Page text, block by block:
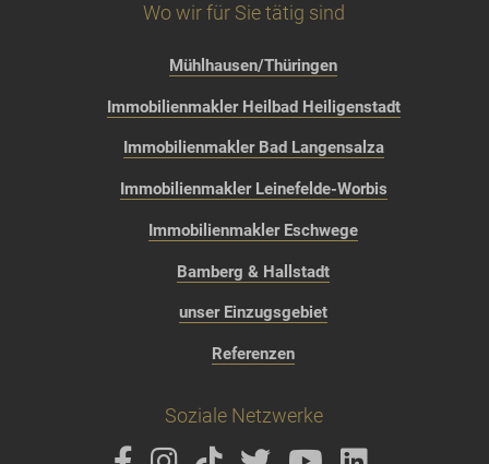
Wo wir für Sie tätig sind
Mühlhausen/Thüringen
Immobilienmakler Heilbad Heiligenstadt
Immobilienmakler Bad Langensalza
Immobilienmakler Leinefelde-Worbis
Immobilienmakler Eschwege
Bamberg & Hallstadt
unser Einzugsgebiet
Referenzen
Soziale Netzwerke